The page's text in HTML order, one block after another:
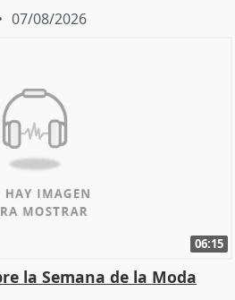
07/08/2026
06:15
la Semana de la Moda